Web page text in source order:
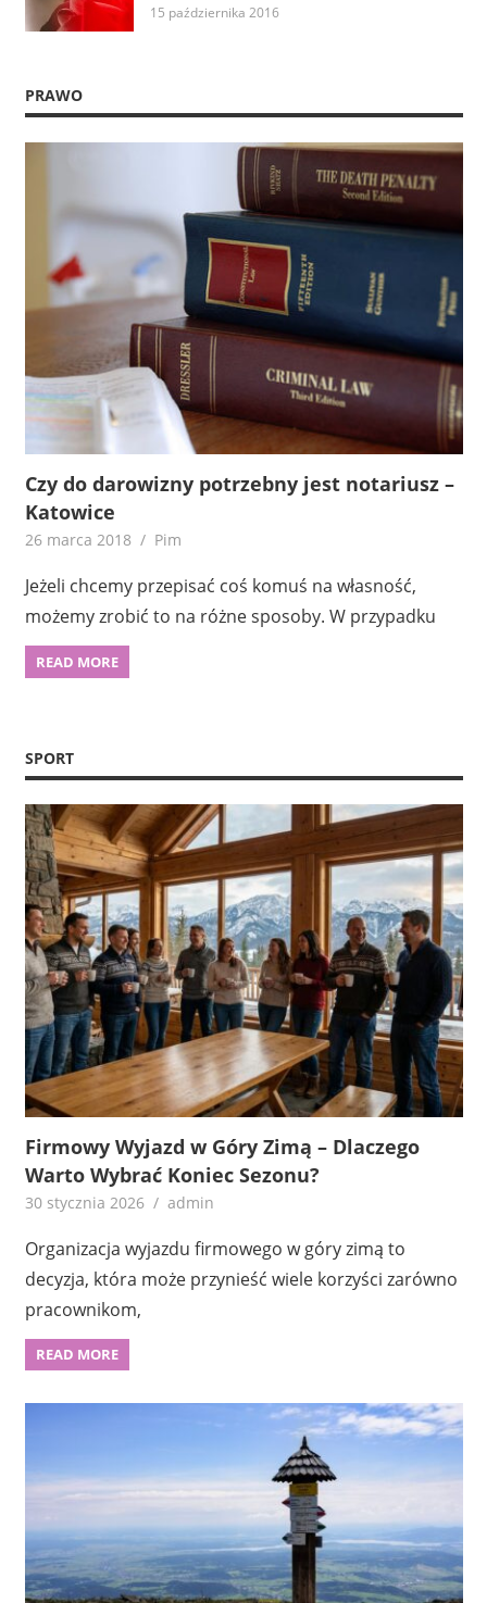
15 października 2016
PRAWO
Czy do darowizny potrzebny jest notariusz –
Katowice
26 marca 2018 Pim
Jeżeli chcemy przepisać coś komuś na własność,
możemy zrobić to na różne sposoby. W przypadku
READ MORE
SPORT
Firmowy Wyjazd w Góry Zimą – Dlaczego
Warto Wybrać Koniec Sezonu?
30 stycznia 2026 admin
Organizacja wyjazdu firmowego w góry zimą to
decyzja, która może przynieść wiele korzyści zarówno
pracownikom,
READ MORE